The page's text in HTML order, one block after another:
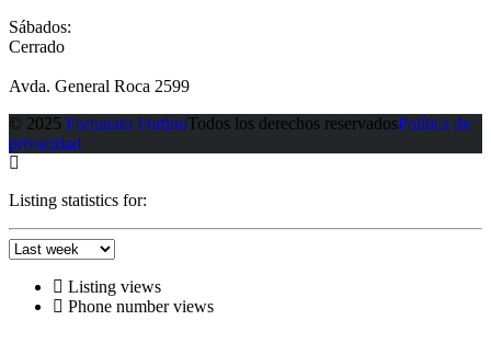
Sábados:
Cerrado
Avda. General Roca 2599
© 2025 Fortunato FortinoTodos los derechos reservadosPolítica de
privacidad
Listing statistics for:
Listing views
Phone number views